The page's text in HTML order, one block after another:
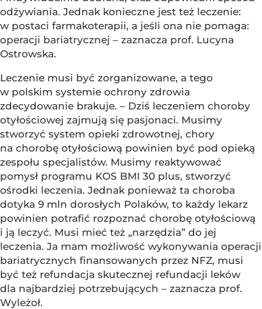
odżywiania. Jednak konieczne jest też leczenie:
w postaci farmakoterapii, a jeśli ona nie pomaga:
operacji bariatrycznej – zaznacza prof. Lucyna
Ostrowska.
Leczenie musi być zorganizowane, a tego
w polskim systemie ochrony zdrowia
zdecydowanie brakuje. – Dziś leczeniem choroby
otyłościowej zajmują się pasjonaci. Musimy
stworzyć system opieki zdrowotnej, chory
na chorobę otyłościową powinien być pod opieką
zespołu specjalistów. Musimy reaktywować
pomysł programu KOS BMI 30 plus, stworzyć
ośrodki leczenia. Jednak ponieważ ta choroba
dotyka 9 mln dorosłych Polaków, to każdy lekarz
powinien potrafić rozpoznać chorobę otyłościową
i ją leczyć. Musi mieć też „narzędzia” do jej
leczenia. Ja mam możliwość wykonywania operacji
bariatrycznych finansowanych przez NFZ, musi
być też refundacja skutecznej refundacji leków
dla najbardziej potrzebujących – zaznacza prof.
Wyleżoł.